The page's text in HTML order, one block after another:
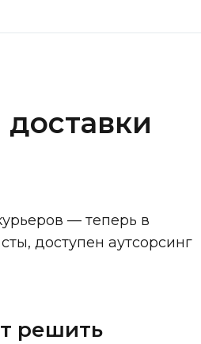
— теперь в
доступен аутсорсинг
решить